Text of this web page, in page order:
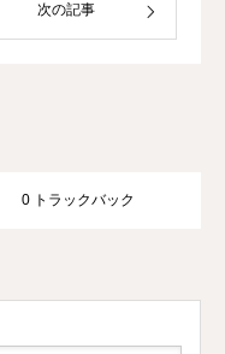
次の記事
0 トラックバック